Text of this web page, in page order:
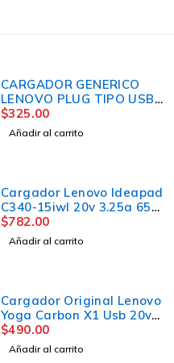
CARGADOR GENERICO
LENOVO PLUG TIPO USB
PUNTA CUADRADA
$325.00
Añadir al carrito
Cargador Lenovo Ideapad
C340-15iwl 20v 3.25a 65w
4.0x1.7mm
$782.00
Añadir al carrito
Cargador Original Lenovo
Yoga Carbon X1 Usb 20v
3.25a Y 2.25 PUNTA USB
AMARILLO
$490.00
Añadir al carrito